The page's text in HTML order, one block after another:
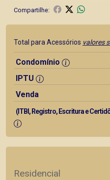
Compartilhe:
Total para Acessórios valores
Condomínio
IPTU
Venda
(ITBI, Registro, Escritura e
Residencial